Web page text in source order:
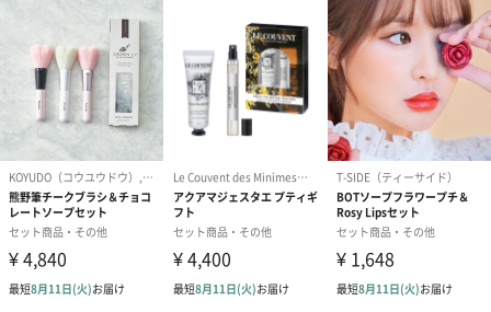
南国のイメージのあるプルメリアと甘いバニラの香りで、癒され
ながら南国の気分を味わうことができます。
リラックスしたい方にもぜひ。
商品詳細情報
原材料
＜ミルドソープ＞
パルチミン酸Na,パーム各脂肪酸Na,水,香料,グリセリ
ン,酸化チタン,EDTAー４Na,トリクロカルバン,BHT,黄
4,青１,赤４